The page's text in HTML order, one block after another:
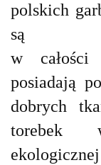
polskich
są
w
posiadają
dobrych
torebek